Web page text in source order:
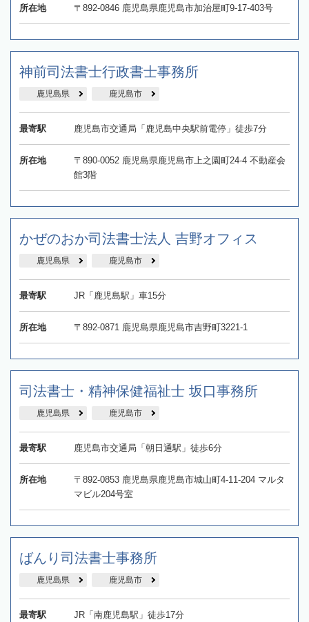
所在地 〒892-0846 鹿児島県鹿児島市加治屋町9-17-403号
神前司法書士行政書士事務所
鹿児島県 鹿児島市
最寄駅 鹿児島市交通局「鹿児島中央駅前電停」徒歩7分
所在地
〒890-0052 鹿児島県鹿児島市上之園町24-4 不動産会
館3階
かぜのおか司法書士法人 吉野オフィス
鹿児島県 鹿児島市
最寄駅 JR「鹿児島駅」車15分
所在地 〒892-0871 鹿児島県鹿児島市吉野町3221-1
司法書士・精神保健福祉士 坂口事務所
鹿児島県 鹿児島市
最寄駅 鹿児島市交通局「朝日通駅」徒歩6分
所在地
〒892-0853 鹿児島県鹿児島市城山町4-11-204 マルタ
マビル204号室
ばんり司法書士事務所
鹿児島県 鹿児島市
最寄駅 JR「南鹿児島駅」徒歩17分